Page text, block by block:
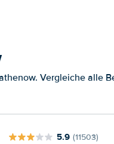
Vergleiche alle
5.9 (11503)